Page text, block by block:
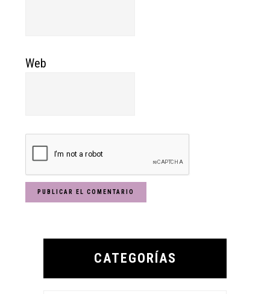
Web
Primary
CATEGORÍAS